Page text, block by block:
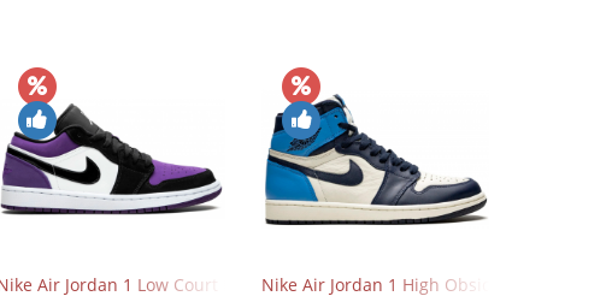
Air Jordan 1 Low Court PurpleNike Air Jordan 1 High Obsidian University